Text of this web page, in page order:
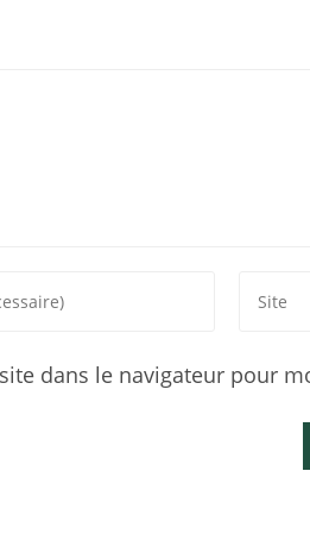
dans le navigateur pour